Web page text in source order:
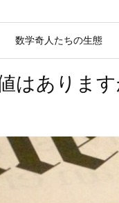
数学奇人たちの生態
はありま